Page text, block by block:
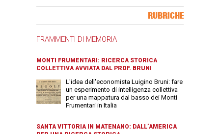
RUBRICHE
FRAMMENTI DI MEMORIA
MONTI FRUMENTARI: RICERCA STORICA
COLLETTIVA AVVIATA DAL PROF. BRUNI
L'idea dell'economista Luigino Bruni: fare
un esperimento di intelligenza collettiva
per una mappatura dal basso dei Monti
Frumentari in Italia
SANTA VITTORIA IN MATENANO: DALL’AMERICA